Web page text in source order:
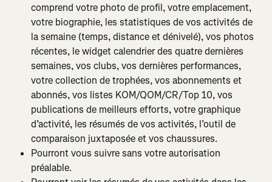
comprend votre photo de profil, votre emplacement,
votre biographie, les statistiques de vos activités de
la semaine (temps, distance et dénivelé), vos photos
récentes, le widget calendrier des quatre dernières
semaines, vos clubs, vos dernières performances,
votre collection de trophées, vos abonnements et
abonnés, vos listes KOM/QOM/CR/Top 10, vos
publications de meilleurs efforts, votre graphique
d’activité, les résumés de vos activités, l’outil de
comparaison juxtaposée et vos chaussures.
Pourront vous suivre sans votre autorisation
préalable.